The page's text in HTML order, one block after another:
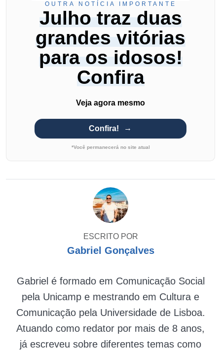
OUTRA NOTÍCIA IMPORTANTE
Julho traz duas
grandes vitórias
para os idosos!
Confira
Veja agora mesmo
Confira!
*Você permanecerá no site atual
ESCRITO POR
Gabriel Gonçalves
Gabriel é formado em Comunicação Social
pela Unicamp e mestrando em Cultura e
Comunicação pela Universidade de Lisboa.
Atuando como redator por mais de 8 anos,
já escreveu sobre diferentes temas como